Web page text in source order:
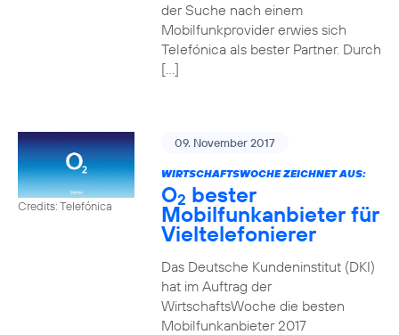
der Suche nach einem
Mobilfunkprovider erwies sich
Telefónica als bester Partner. Durch
[…]
Credits: Telefónica
09. November 2017
WIRTSCHAFTSWOCHE ZEICHNET AUS:
O2 bester
Mobilfunkanbieter für
Vieltelefonierer
Das Deutsche Kundeninstitut (DKI)
hat im Auftrag der
WirtschaftsWoche die besten
Mobilfunkanbieter 2017